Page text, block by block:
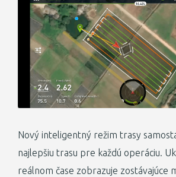
Nový inteligentný režim trasy
najlepšiu trasu pre každú operáciu.
reálnom čase zobrazuje zostávajúce